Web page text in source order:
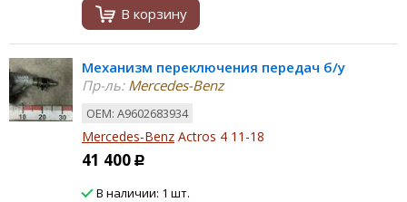
В корзину
Механизм переключения передач б/у
Пр-ль:Mercedes-Benz
ОЕМ: A9602683934
Mercedes-Benz Actros 4 11-18
41 400 Р
В наличии: 1 шт.